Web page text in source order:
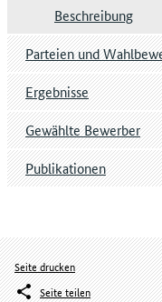
Beschreibung
Parteien und
Ergebnisse
Gewählte Bewerber
Publikationen
Seite drucken
Seite teilen